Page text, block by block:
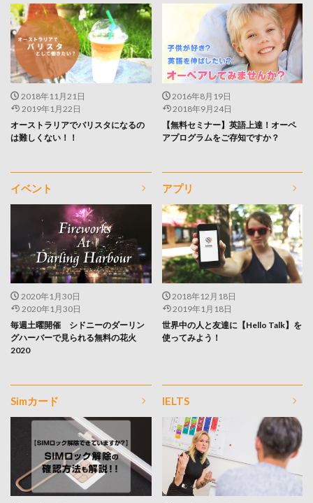
2018年11月21日
2019年1月22日
オーストラリアでバリスタになるの
は難しくない！！
2016年8月19日
2018年9月24日
【無料セミナー】英語上達！オーペ
アプログラムをご存知ですか？
イベント
2020年1月30日
2020年1月30日
毎週土曜開催 シドニーのダーリン
グハーバーで見られる無料の花火
2020
アプリ
2018年12月18日
2019年1月18日
世界中の人と友達に【Hello Talk】を
使ってみよう！
Simカード IELTS